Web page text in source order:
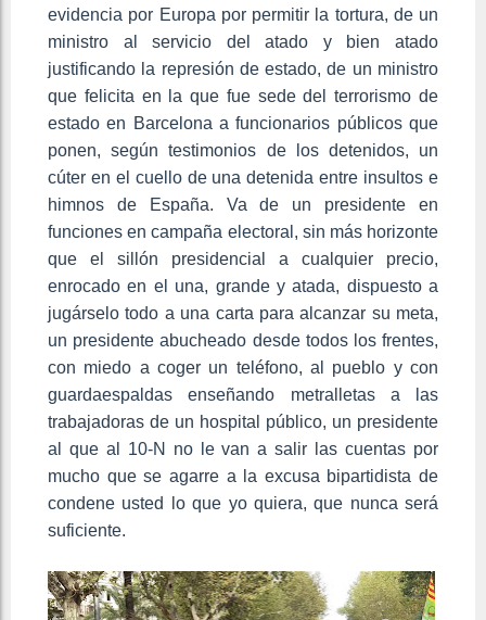
evidencia por Europa por permitir la tortura, de un
ministro al servicio del atado y bien atado
justificando la represión de estado, de un ministro
que felicita en la que fue sede del terrorismo de
estado en Barcelona a funcionarios públicos que
ponen, según testimonios de los detenidos, un
cúter en el cuello de una detenida entre insultos e
himnos de España. Va de un presidente en
funciones en campaña electoral, sin más horizonte
que el sillón presidencial a cualquier precio,
enrocado en el una, grande y atada, dispuesto a
jugárselo todo a una carta para alcanzar su meta,
un presidente abucheado desde todos los frentes,
con miedo a coger un teléfono, al pueblo y con
guardaespaldas enseñando metralletas a las
trabajadoras de un hospital público, un presidente
al que al 10-N no le van a salir las cuentas por
mucho que se agarre a la excusa bipartidista de
condene usted lo que yo quiera, que nunca será
suficiente.